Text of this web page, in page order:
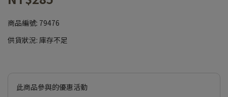
商品編號: 79476
供貨狀況: 庫存不足
此商品參與的優惠活動